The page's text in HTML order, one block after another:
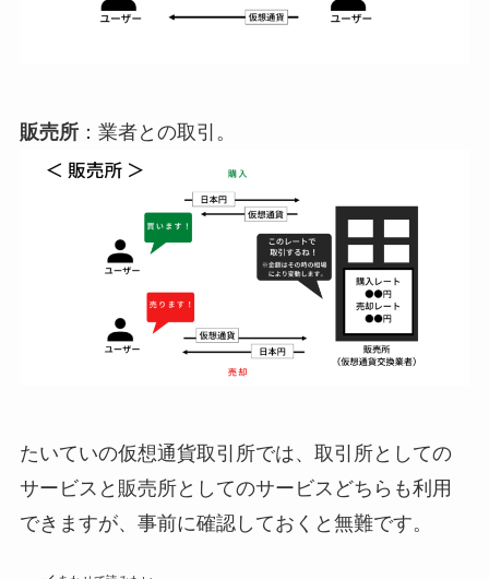
販売所：業者との取引。
たいていの仮想通貨取引所では、取引所としての
サービスと販売所としてのサービスどちらも利用
できますが、事前に確認しておくと無難です。